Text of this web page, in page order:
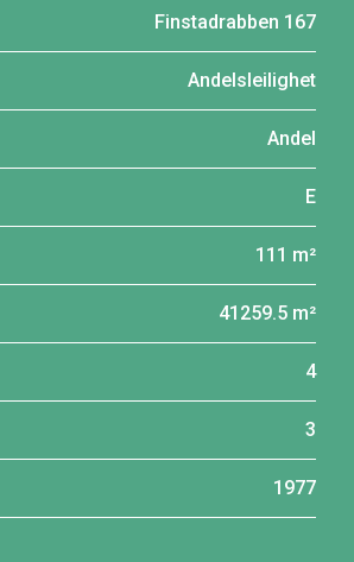
Finstadrabben 167
Andelsleilighet
Andel
E
111 m²
41259.5 m²
4
3
1977